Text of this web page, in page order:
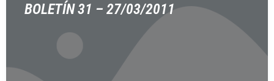
BOLETÍN 31 – 27/03/2011